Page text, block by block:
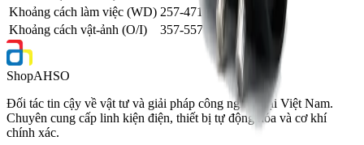
Khoảng cách làm việc (WD) 257-471
Khoảng cách vật-ảnh (O/I)
357-557
ShopAHSO
Đối tác tin cậy về vật tư và giải pháp công nghiệp tại Việt Nam.
Chuyên cung cấp linh kiện điện, thiết bị tự động hóa và cơ khí
chính xác.